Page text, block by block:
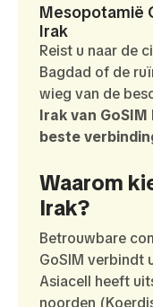
Mesopotamië
Irak
Reist u naar de
Bagdad of de
wieg van de
Irak van GoSIM
beste
Waarom
Irak?
Betrouwbare
GoSIM verbindt
Asiacell heeft
noorden